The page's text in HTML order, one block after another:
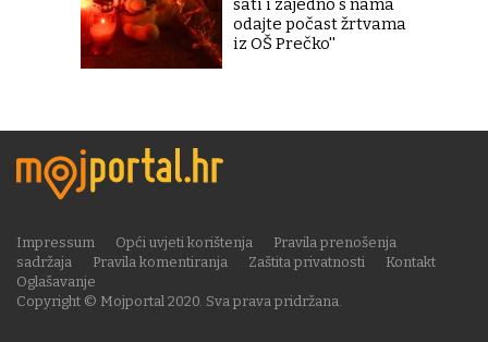
odajte počast žrtvama
iz OŠ Prečko''
Copyright © Mojportal 2020. Sva prava pridržana.
Impressum Opći uvjeti korištenja
Pravila prenošenja
sadržaja
Pravila komentiranja Zaštita privatnosti
Kontakt
Oglašavanje